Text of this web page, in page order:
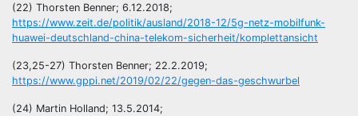
(22) Thorsten Benner; 6.12.2018;
https://www.zeit.de/politik/ausland/2018-12/5g-netz-mobilfunk-
huawei-deutschland-china-telekom-sicherheit/komplettansicht
(23,25-27) Thorsten Benner; 22.2.2019;
https://www.gppi.net/2019/02/22/gegen-das-geschwurbel
(24) Martin Holland; 13.5.2014;